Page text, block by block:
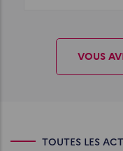
VOUS
TOUTES LES